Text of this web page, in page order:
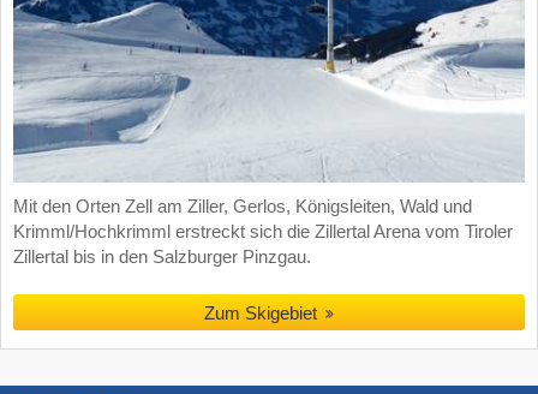
Mit den Orten Zell am Ziller, Gerlos, Königsleiten, Wald und
Krimml/Hochkrimml erstreckt sich die Zillertal Arena vom Tiroler
Zillertal bis in den Salzburger Pinzgau.
Zum Skigebiet